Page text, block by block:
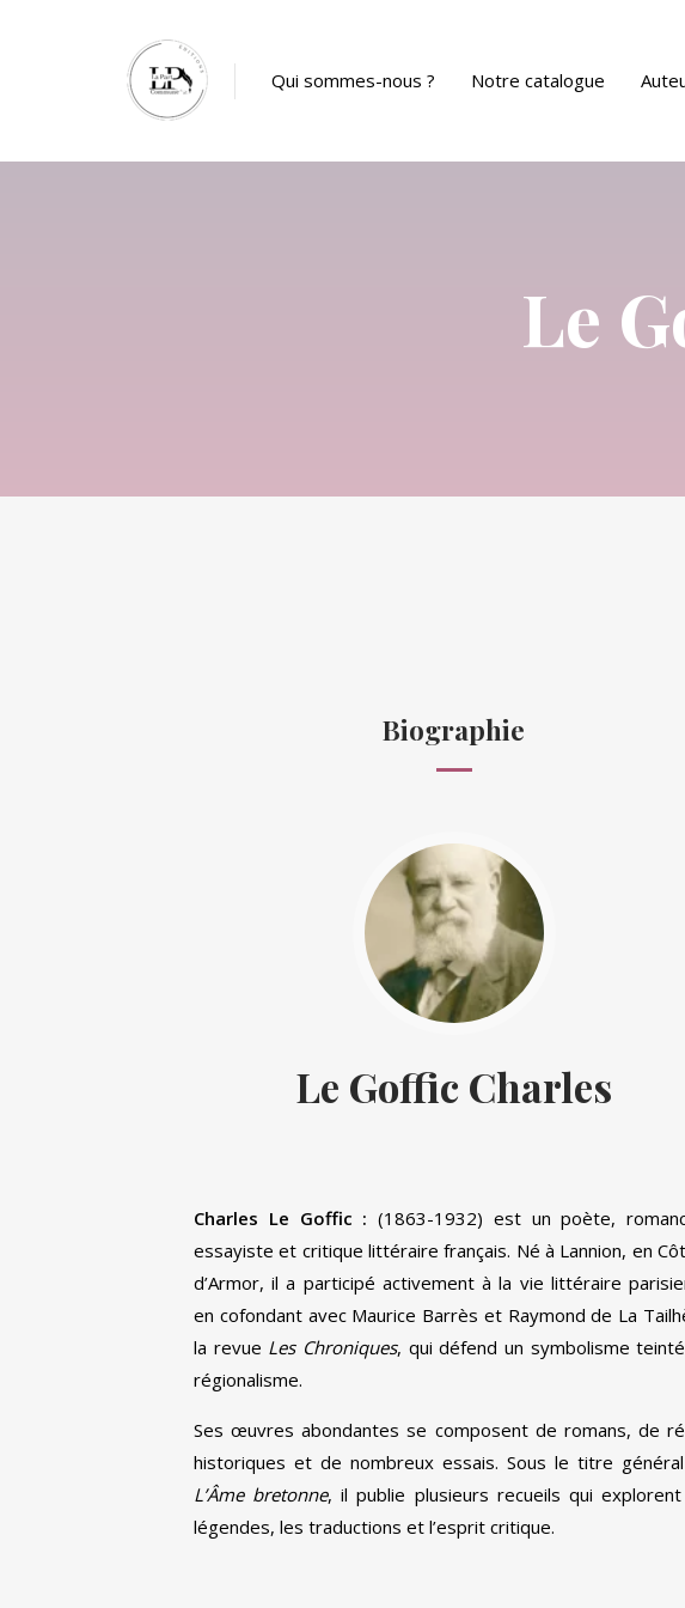
Qui sommes-nous ? Notre catalogue
Le
Biographie
Le Goffic Charles
Charles Le Goffic : (1863-1932) est un poète,
essayiste et critique littéraire français. Né à Lannion, en
d’Armor, il a participé activement à la vie littéraire
en cofondant avec Maurice Barrès et Raymond de La
la revue Les Chroniques, qui défend un symbolisme
régionalisme.
Ses œuvres abondantes se composent de romans, de
historiques et de nombreux essais. Sous le titre
L’Âme bretonne, il publie plusieurs recueils qui
légendes, les traductions et l’esprit critique.